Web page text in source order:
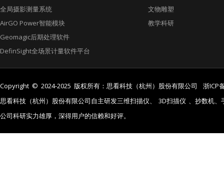
全局摄影测量系统
AirGO Power智能模块
Geomagic后期处理软件
DefinSight全场景计量软件平台
文物雕塑
教学科研
Copyright © 2024-2025 版权所有：思看科技（杭州）股份有限公司
浙ICP
思看科技（杭州）股份有限公司自主研发三维扫描仪、
3D扫描仪 、抄数机、
公司科研实力雄厚，深得用户的信赖和好评。